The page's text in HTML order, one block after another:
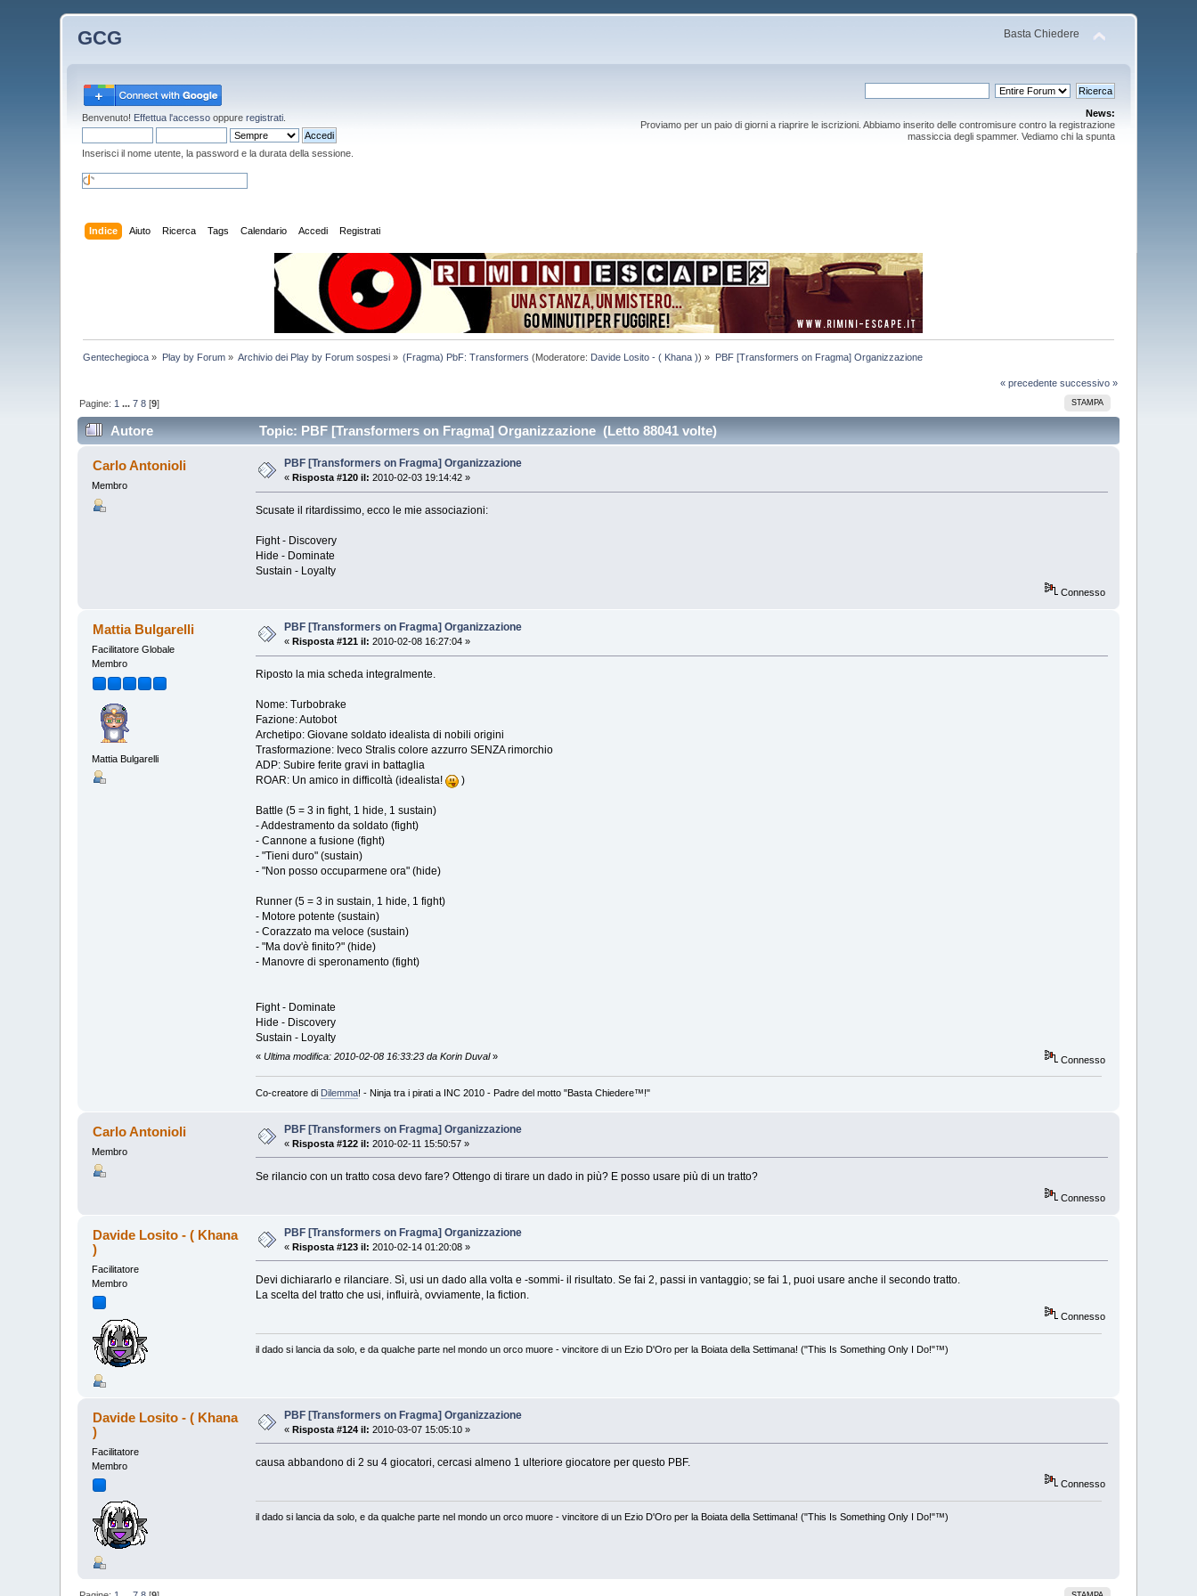
GCG Basta Chiedere
Benvenuto! Effettua l'accesso oppureregistrati
Inserisci il nome utente, la password e la durata della sessione.
News:
Proviamo per un paio di giorni a riaprire le iscrizioni. Abbiamo inserito delle contromisure contro la registrazione
massiccia degli spammer. Vediamo chi la spunta
Indice Aiuto Ricerca Tags Calendario Accedi Registrati
Gentechegioca » Play by Forum» Archivio dei Play by Forum sospesi » (Fragma) PbF: Transformers (Moderatore: Davide Losito - ( Khana )) » PBF [Transformers on Fragma] Organizzazione
« precedente successivo »
STAMPA
Pagine: 1 ...7 8 [9]
Autore Topic: PBF [Transformers on Fragma] Organizzazione (Letto 88041 volte)
Carlo Antonioli
Membro
PBF [Transformers on Fragma] Organizzazione
« Risposta #120 il: 2010-02-03 19:14:42 »
Scusate il ritardissimo, ecco le mie associazioni:
Fight - Discovery
Hide - Dominate
Sustain - Loyalty
Connesso
Mattia Bulgarelli
Facilitatore Globale
Membro
Mattia Bulgarelli
PBF [Transformers on Fragma] Organizzazione
« Risposta #121 il: 2010-02-08 16:27:04 »
Riposto la mia scheda integralmente.
Nome: Turbobrake
Fazione: Autobot
Archetipo: Giovane soldato idealista di nobili origini
Trasformazione: Iveco Stralis colore azzurro SENZA rimorchio
ADP: Subire ferite gravi in battaglia
ROAR: Un amico in difficoltà (idealista!
)
Battle (5 = 3 in fight, 1 hide, 1 sustain)
- Addestramento da soldato (fight)
- Cannone a fusione (fight)
- "Tieni duro" (sustain)
- "Non posso occuparmene ora" (hide)
Runner (5 = 3 in sustain, 1 hide, 1 fight)
- Motore potente (sustain)
- Corazzato ma veloce (sustain)
- "Ma dov'è finito?" (hide)
- Manovre di speronamento (fight)
Fight - Dominate
Hide - Discovery
Sustain - Loyalty
« Ultima modifica: 2010-02-08 16:33:23 da Korin Duval» Connesso
Co-creatore di Dilemma! - Ninja tra i pirati a INC 2010 - Padre del motto "Basta Chiedere™!"
Carlo Antonioli
Membro
PBF [Transformers on Fragma] Organizzazione
«Risposta #122 il: 2010-02-11 15:50:57 »
Se rilancio con un tratto cosa devo fare? Ottengo di tirare un dado in più? E posso usare più di un tratto?
Connesso
Davide Losito - ( Khana
)
Facilitatore
Membro
PBF [Transformers on Fragma] Organizzazione
«Risposta #123 il: 2010-02-14 01:20:08 »
Devi dichiararlo e rilanciare. Sì, usi un dado alla volta e -sommi- il risultato. Se fai 2, passi in vantaggio; se fai 1, puoi usare anche il secondo tratto.
La scelta del tratto che usi, influirà, ovviamente, la fiction.
Connesso
il dado si lancia da solo, e da qualche parte nel mondo un orco muore - vincitore di un Ezio D'Oro per la Boiata della Settimana! ("This Is Something Only I Do!"™)
Davide Losito - ( Khana
)
Facilitatore
Membro
PBF [Transformers on Fragma] Organizzazione
«Risposta #124 il: 2010-03-07 15:05:10 »
causa abbandono di 2 su 4 giocatori, cercasi almeno 1 ulteriore giocatore per questo PBF.
Connesso
il dado si lancia da solo, e da qualche parte nel mondo un orco muore - vincitore di un Ezio D'Oro per la Boiata della Settimana! ("This Is Something Only I Do!"™)